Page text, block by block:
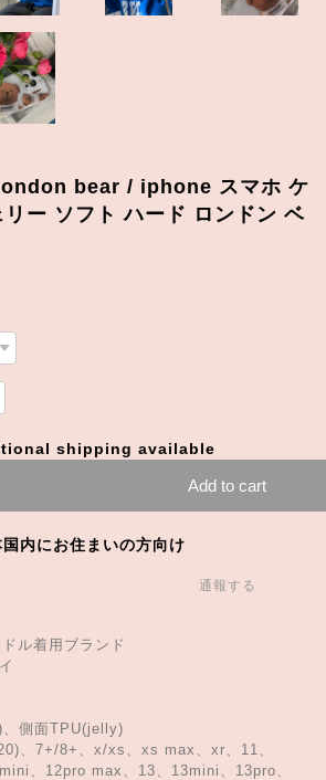
bear / iphone スマホ ケ
ー ソフト ハード ロンドン ベ
shipping available
Add to cart
国内にお住まいの方向け
通報する
ル着用ブランド
、側面TPU(jelly)
、7+/8+、x/xs、xs max、xr、11、
、12pro max、13、13mini、13pro、